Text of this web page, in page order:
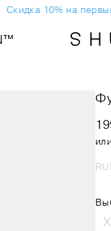
10% на первый